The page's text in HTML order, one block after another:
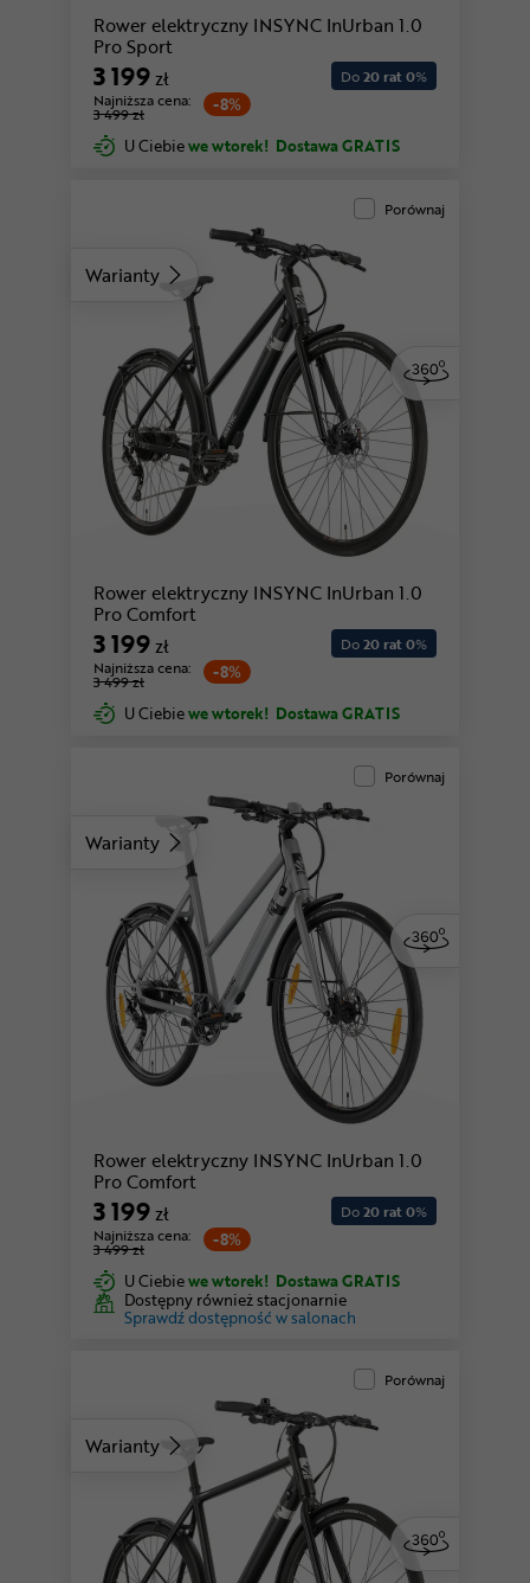
Rower elektryczny INSYNC InUrban 1.0
Pro Sport
3 199zł
-8%
Najniższa cena:
3 499 zł
Do20 rat 0%
U Ciebiewe wtorek! Dostawa GRATIS
Warianty
Porównaj
Rower elektryczny INSYNC InUrban 1.0
Pro Comfort
3 199zł
-8%
Najniższa cena:
3 499 zł
Do20 rat 0%
U Ciebiewe wtorek! Dostawa GRATIS
Warianty
Porównaj
Rower elektryczny INSYNC InUrban 1.0
Pro Comfort
3 199zł
-8%
Najniższa cena:
3 499 zł
Do20 rat 0%
U Ciebiewe wtorek! Dostawa GRATIS
Dostępny również stacjonarnie
Sprawdź dostępność w salonach
Warianty
Porównaj